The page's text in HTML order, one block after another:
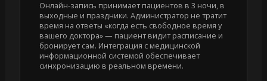
Онлайн-запись принимает пациентов в 3 ночи, в
выходные и праздники. Администратор не тратит
время на ответы «когда есть свободное время у
вашего доктора» — пациент видит расписание и
бронирует сам. Интеграция с медицинской
информационной системой обеспечивает
синхронизацию в реальном времени.